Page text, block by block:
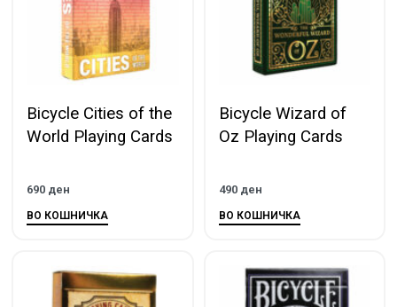
Bicycle Cities of the
World Playing Cards
690 ден
ВО КОШНИЧКА
Bicycle Wizard of
Oz Playing Cards
490 ден
ВО КОШНИЧКА